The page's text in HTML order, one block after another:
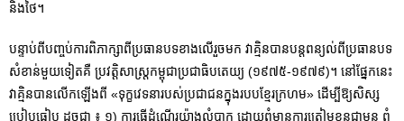
និងថៃ។
បន្ទាប់ពីបញ្ចប់ការពិភាក្សាពីប្រធានបទខាងលើរួចមក វាគ្មិនបានបន្តពន្យល់ពីប្រធានបទ
សំខាន់មួយទៀតគឺ ប្រវត្តិសាស្ត្រកម្ពុជាប្រជាធិបតេយ្យ (១៩៧៥-១៩៧៩)។ នៅផ្នែកនេះ
វាគ្មិនបានលើកឡើងពី «ទុក្ខវេទនារបស់ប្រជាជនក្នុងរបបខ្មែរក្រហម» ដើម្បីឱ្យសិស្ស
ប្រៀបធៀប ដូចជា ៖ ១) ការធ្វើដំណើរយ៉ាងលំបាក ដោយពុំមានការត្រៀមខ្លួនជាមុន ពុំ